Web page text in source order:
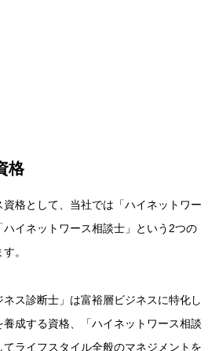
格
格として、当社では「ハイネットワー
ハイネットワース相談士」という2つの
。
ネス診断士」は富裕層ビジネスに特化し
成する資格、「ハイネットワース相談
ライフスタイル全般のマネジメントを